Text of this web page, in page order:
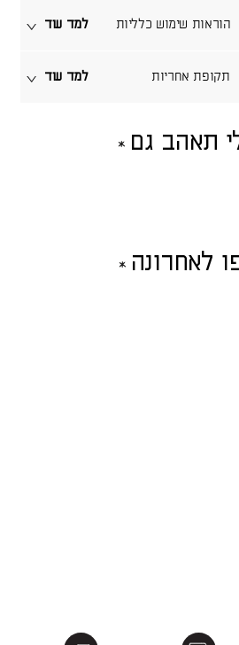
תקופת אחריות למד עוד
הוראות שימוש כלליות למד עוד
תאהב גם
לאחרונה